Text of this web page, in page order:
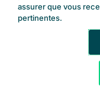
Retraite de la
© 2025 – Tous droits
assurer que vous
pertinentes.